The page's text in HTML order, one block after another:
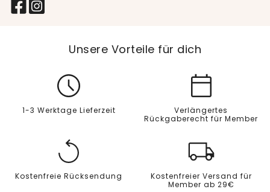
Unsere Vorteile für dich
1-3 Werktage Lieferzeit
Verlängertes
Rückgaberecht für Member
Kostenfreie Rücksendung
Kostenfreier Versand für
Member ab 29€